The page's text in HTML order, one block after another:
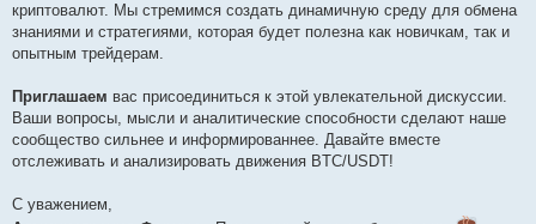
криптовалют. Мы стремимся создать динамичную среду для обмена
знаниями и стратегиями, которая будет полезна как новичкам, так и
опытным трейдерам.
Приглашаем вас присоединиться к этой увлекательной дискуссии.
Ваши вопросы, мысли и аналитические способности сделают наше
сообщество сильнее и информированнее. Давайте вместе
отслеживать и анализировать движения BTC/USDT!
С уважением,